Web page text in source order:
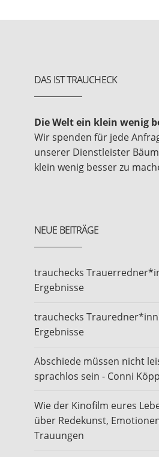
DAS IST TRAUCHECK
Die Welt ein klein wenig
Wir spenden für jede
unserer Dienstleister
klein wenig besser zu
NEUE BEITRÄGE
trauchecks
Ergebnisse
trauchecks
Ergebnisse
Abschiede müssen nicht
sprachlos sein - Conni
Wie der Kinofilm eures
über Redekunst,
Trauungen